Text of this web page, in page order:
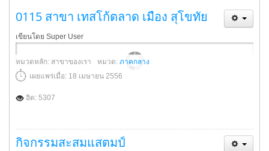
0115 สาขา เทสโก้ตลาด เมือง สุโขทัย
เขียนโดย Super User
หมวดหลัก: สาขาของเรา หมวด: ภาคกลาง
เผยแพร่เมื่อ: 18 เมษายน 2556
ฮิต: 5307
กิจกรรมสะสมแสตมป์